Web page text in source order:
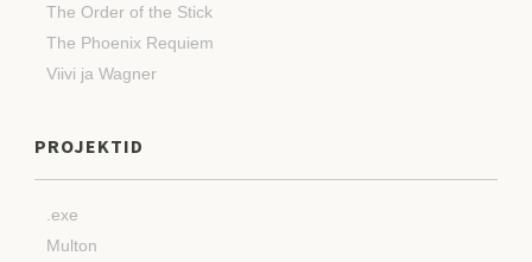
The Order of the Stick
The Phoenix Requiem
Viivi ja Wagner
PROJEKTID
.exe
Multon